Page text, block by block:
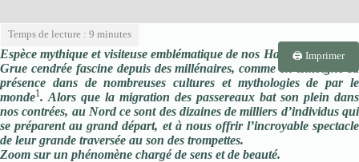
🖨️ Imprimer
Espèce mythique et visiteuse emblématique de nos Hautes Fagnes, la
Grue cendrée fascine depuis des millénaires, comme en témoigne sa
présence dans de nombreuses cultures et mythologies de par le
monde1. Alors que la migration des passereaux bat son plein dans
nos contrées, au Nord ce sont des dizaines de milliers d’individus qui
se préparent au grand départ, et à nous offrir l’incroyable spectacle
de leur grande traversée au son des trompettes.
Zoom sur un phénomène chargé de sens et de beauté.